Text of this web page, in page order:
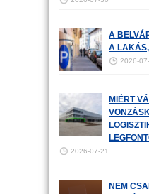
A
A
2026-
MIÉRT
2026-07-21
NEM